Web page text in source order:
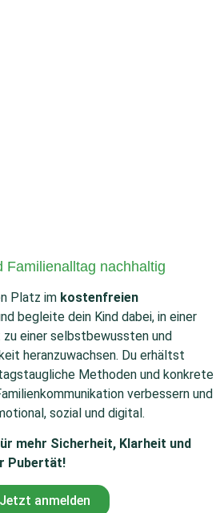
Familienalltag nachhaltig
Platz im kostenfreien
begleite dein Kind dabei, in einer
einer selbstbewussten und
heranzuwachsen. Du erhältst
Methoden und konkrete
verbessern und
sozial und digital.
mehr Sicherheit, Klarheit und
Pubertät!
Jetzt anmelden